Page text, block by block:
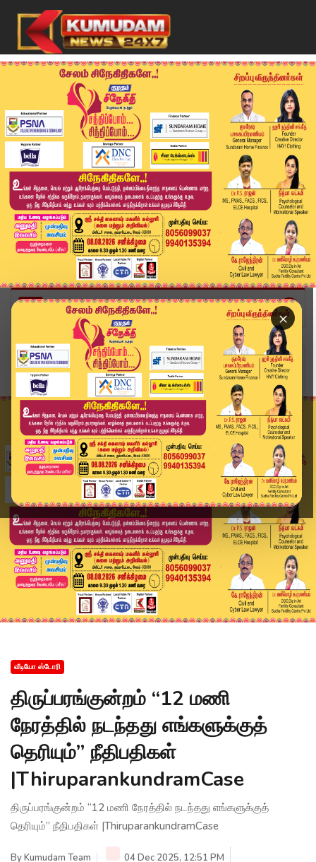
×
Home
வீடியோ ஸ்டோரி
திருப்பரங்குன்றம் “12 மணி நேரத்தில் நடந்தது எங்...
வீடியோ ஸ்டோரி
திருப்பரங்குன்றம் “12 மணி
நேரத்தில் நடந்தது எங்களுக்குத்
தெரியும்” நீதிபதிகள்
|ThiruparankundramCase
திருப்பரங்குன்றம் “12 மணி நேரத்தில் நடந்தது எங்களுக்குத்
தெரியும்” நீதிபதிகள் |ThiruparankundramCase
ByKumudam Team
04 Dec 2025, 12:51 PM